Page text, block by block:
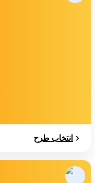
انتخاب طرح